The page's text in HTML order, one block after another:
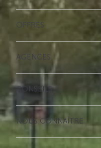
AGENCES
CONSEILS
NOUS CONNAÎTRE